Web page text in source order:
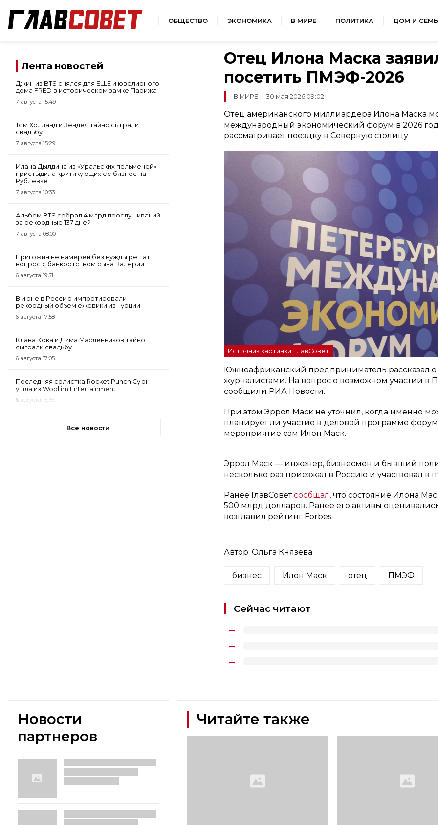
ОБЩЕСТВО ЭКОНОМИКА В МИРЕ ПОЛИТИКА ДОМ И
Лента новостей
Джин из BTS снялся для ELLE и ювелирного
дома FRED в историческом замке Парижа
7 августа 15:49
Том Холланд и Зендея тайно сыграли
свадьбу
7 августа 15:29
Илана Дылдина из «Уральских пельменей»
пристыдила критикующих ее бизнес на
Рублевке
7 августа 10:33
Альбом BTS собрал 4 млрд прослушиваний
за рекордные 137 дней
7 августа 08:00
Пригожин не намерен без нужды решать
вопрос с банкротством сына Валерии
6 августа 19:51
В июне в Россию импортировали
рекордный объем ежевики из Турции
6 августа 17:58
Клава Кока и Дима Масленников тайно
сыграли свадьбу
6 августа 17:05
Последняя солистка Rocket Punch Суюн
ушла из Woollim Entertainment
6 августа 15:35
Все новости
Отец Илона Маска
посетить ПМЭФ-2026
В МИРЕ 30 мая 2026 09:02
Отец американского миллиардера Илона Маска
международный экономический форум в 2026
рассматривает поездку в Северную столицу.
Источник картинки: ГлавСовет
Южноафриканский предприниматель рассказал о
журналистами. На вопрос о возможном участии в
сообщили РИА Новости.
При этом Эррол Маск не уточнил, когда именно
планирует ли участие в деловой программе
мероприятие сам Илон Маск.
Эррол Маск — инженер, бизнесмен и бывший
несколько раз приезжал в Россию и участвовал в
Ранее ГлавСоветсообщал, что состояние Илона
500 млрд долларов. Ранее его активы
возглавил рейтинг Forbes.
Автор: Ольга Князева
бизнес Илон Маск отец ПМЭФ
Сейчас читают
Новости
партнеров
Читайте также